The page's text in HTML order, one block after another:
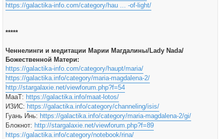
https://galactika-info.com/category/hau ... -of-light/
*****
Ченнелинги и медитации Марии Магдалины/Lady Nada/
Божественной Матери:
https://galactika-info.com/category/haupt/maria/
https://galactika.info/category/maria-magdalena-2/
http://stargalaxie.net/viewforum.php?f=54
МааТ: https://galactika.info/maat-lotos/
ИЗИС: https://galactika.info/category/channeling/isis/
Гуань Инь: https://galactika.info/category/maria-magdalena-2/gi/
Блокнот: http://stargalaxie.net/viewforum.php?f=89
https://galactika.info/category/notebook/rina/